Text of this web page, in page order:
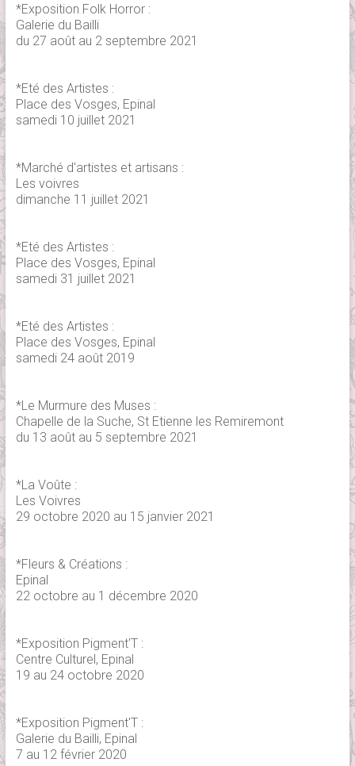
*Exposition Folk Horror :
Galerie du Bailli
du 27 août au 2 septembre 2021
*Eté des Artistes :
Place des Vosges, Epinal
samedi 10 juillet 2021
*Marché d'artistes et artisans :
Les voivres
dimanche 11 juillet 2021
*Eté des Artistes :
Place des Vosges, Epinal
samedi 31 juillet 2021
*Eté des Artistes :
Place des Vosges, Epinal
samedi 24 août 2019
*Le Murmure des Muses :
Chapelle de la Suche, St Etienne les Remiremont
du 13 août au 5 septembre 2021
*La Voûte :
Les Voivres
29 octobre 2020 au 15 janvier 2021
*Fleurs & Créations :
Epinal
22 octobre au 1 décembre 2020
*Exposition Pigment'T :
Centre Culturel, Epinal
19 au 24 octobre 2020
*Exposition Pigment'T :
Galerie du Bailli, Epinal
7 au 12 février 2020